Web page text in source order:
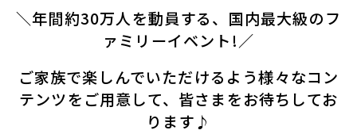
＼年間約30万人を動員する、国内最大級のフ
ァミリーイベント!／
ご家族で楽しんでいただけるよう様々なコン
テンツをご用意して、皆さまをお待ちしてお
ります♪